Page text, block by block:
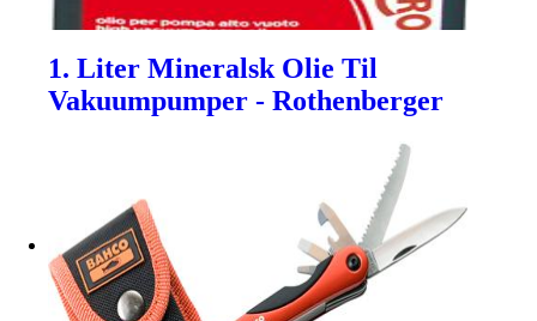
1. Liter Mineralsk Olie Til
Vakuumpumper - Rothenberger